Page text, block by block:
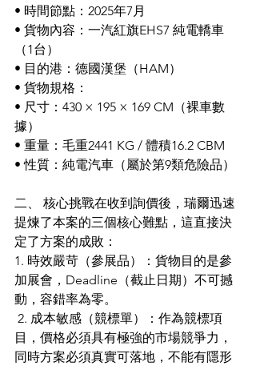
• 時間節點：2025年7月
• 貨物內容：一汽紅旗EHS7 純電轎車
（1台）
• 目的港：德國漢堡（HAM）
• 貨物規格：
• 尺寸：430 × 195 × 169 CM（裸車數
據）
• 重量：毛重2441 KG / 體積16.2 CBM
• 性質：純電汽車（屬於第9類危險品）
二、 核心挑戰在收到詢價後，瑞爾迅速
提煉了本案的三個核心難點，這直接決
定了方案的成敗：
1. 時效嚴苛（參展品）：貨物目的是參
加展會，Deadline（截止日期）不可撼
動，容錯率為零。
目，價格必須具有極強的市場競爭力，
同時方案必須真實可落地，不能有隱形